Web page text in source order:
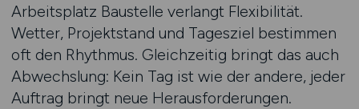
Arbeitsplatz Baustelle verlangt Flexibilität.
Wetter, Projektstand und Tagesziel bestimmen
oft den Rhythmus. Gleichzeitig bringt das auch
Abwechslung: Kein Tag ist wie der andere, jeder
Auftrag bringt neue Herausforderungen.